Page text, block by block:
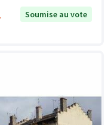
Soumise au vote